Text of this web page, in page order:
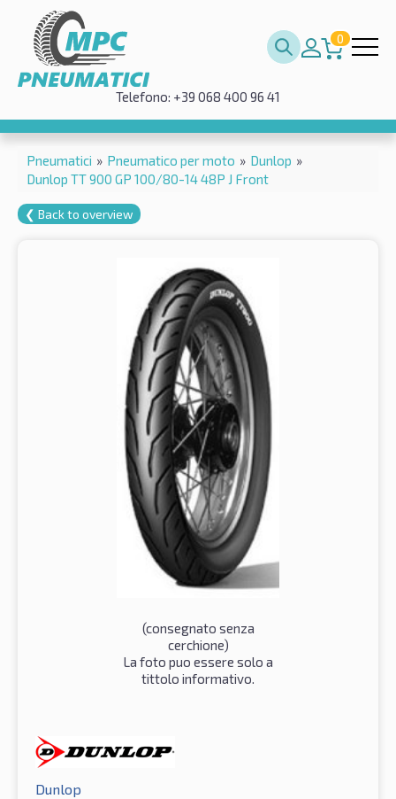
0
Telefono: +39 068 400 96 41
Pneumatici » Pneumatico per moto » Dunlop »
Dunlop TT 900 GP 100/80-14 48P J Front
❮ Back to overview
(consegnato senza
cerchione)
La foto puo essere solo a
tittolo informativo.
Dunlop